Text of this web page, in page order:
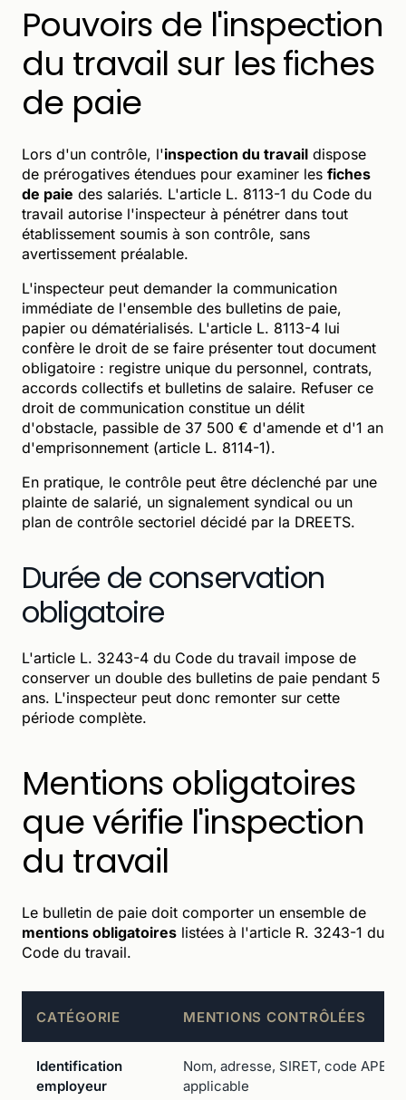
Pouvoirs de l'inspection
du travail sur les fiches
de paie
Lors d'un contrôle, l'inspection du travail dispose
de prérogatives étendues pour examiner les fiches
de paie des salariés. L'article L. 8113-1 du Code du
travail autorise l'inspecteur à pénétrer dans tout
établissement soumis à son contrôle, sans
avertissement préalable.
L'inspecteur peut demander la communication
immédiate de l'ensemble des bulletins de paie,
papier ou dématérialisés. L'article L. 8113-4 lui
confère le droit de se faire présenter tout document
obligatoire : registre unique du personnel, contrats,
accords collectifs et bulletins de salaire. Refuser ce
droit de communication constitue un délit
d'obstacle, passible de 37 500 € d'amende et d'1 an
d'emprisonnement (article L. 8114-1).
En pratique, le contrôle peut être déclenché par une
plainte de salarié, un signalement syndical ou un
plan de contrôle sectoriel décidé par la DREETS.
Durée de conservation
obligatoire
L'article L. 3243-4 du Code du travail impose de
conserver un double des bulletins de paie pendant 5
ans. L'inspecteur peut donc remonter sur cette
période complète.
Mentions obligatoires
que vérifie l'inspection
du travail
Le bulletin de paie doit comporter un ensemble de
mentions obligatoires listées à l'article R. 3243-1 du
Code du travail.
CATÉGORIE MENTIONS CONTRÔLÉES
Identification
employeur
Nom, adresse, SIRET, code APE,
applicable